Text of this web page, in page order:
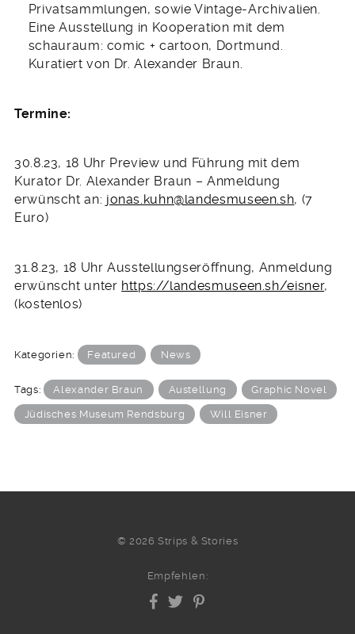
Privatsammlungen, sowie Vintage-Archivalien.
Eine Ausstellung in Kooperation mit dem
schauraum: comic + cartoon, Dortmund.
Kuratiert von Dr. Alexander Braun.
Termine:
30.8.23, 18 Uhr Preview und Führung mit dem
Kurator Dr. Alexander Braun – Anmeldung
erwünscht an: jonas.kuhn@landesmuseen.sh, (7
Euro)
31.8.23, 18 Uhr Ausstellungseröffnung, Anmeldung
erwünscht unter https://landesmuseen.sh/eisner,
(kostenlos)
Kategorien: Featured News
Tags: Alexander Braun Austellung Graphic Novel
Jüdisches Museum Rendsburg Will Eisner
© 2026 Strips & Stories
Empfehlen: